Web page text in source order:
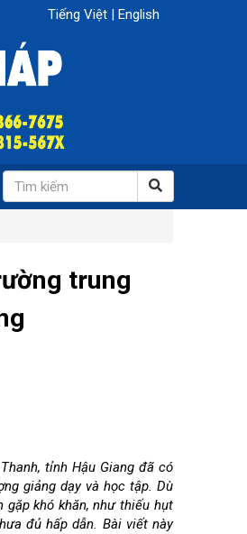
Tiếng Việt | English
trung
tỉnh Hậu Giang đã có
giảng dạy và học tập. Dù
khó khăn, như thiếu hụt
đủ hấp dẫn. Bài viết này